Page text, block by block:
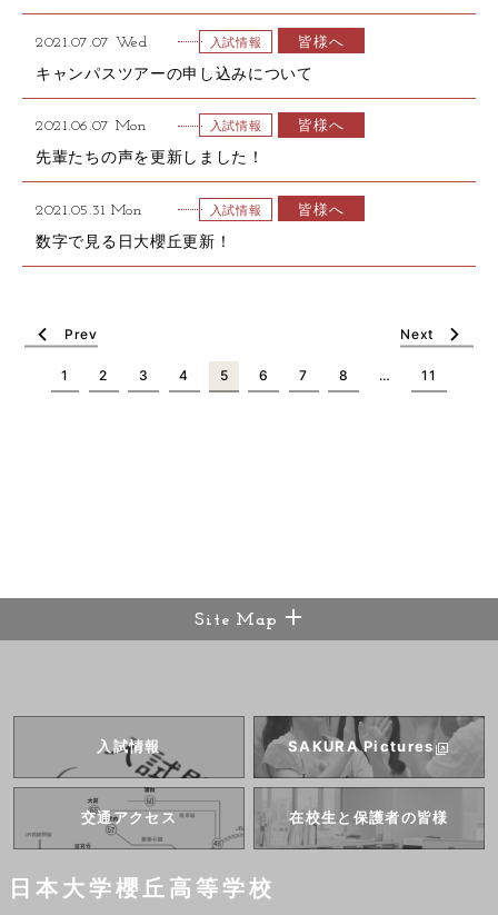
2021.07.07 Wed 入試情報 皆様へ
キャンパスツアーの申し込みについて
2021.06.07 Mon 入試情報 皆様へ
先輩たちの声を更新しました！
2021.05.31 Mon 入試情報 皆様へ
数字で見る日大櫻丘更新！
Prev
1 2 3 4 5 6 7 8 … 11
Next
Site Map
日本大学櫻丘高等学校
入試情報 SAKURAPictures
交通アクセス 在校生と 保護者の皆様